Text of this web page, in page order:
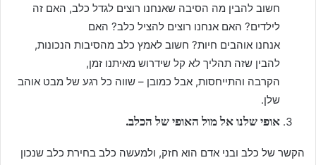
חשוב להבין מה הסיבה שאנחנו רוצים לגדל כלב, האם זה
לילדים? האם אנחנו רוצים להציל כלב? האם
אנחנו אוהבים חיות? חשוב לאמץ כלב מהסיבות הנכונות,
להבין שזה תהליך לא קל שידרוש מאיתנו זמן,
הקרבה והתייחסות, אבל כמובן – שווה כל רגע של מבט אוהב
שלן.
אופי שלנו אל מול האופי של הכלב.
הקשר של כלב ובני אדם הוא חזק, ולמעשה כלב בחירת כלב שנכון